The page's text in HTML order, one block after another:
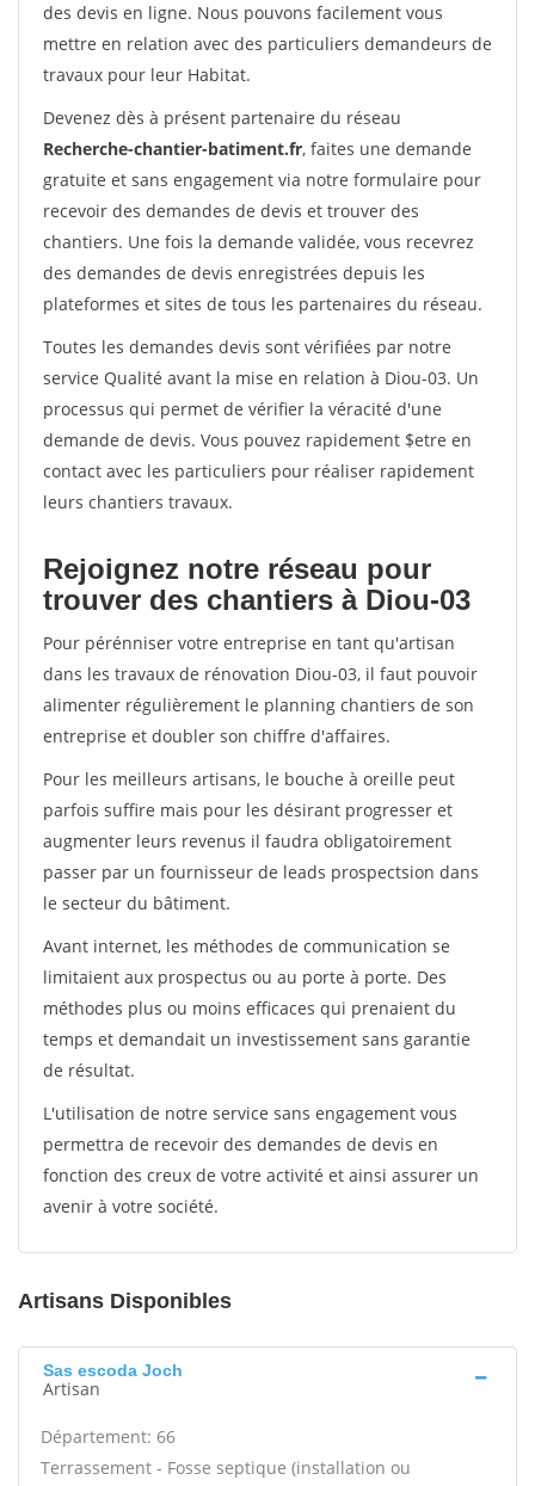
des devis en ligne. Nous pouvons facilement vous
mettre en relation avec des particuliers demandeurs de
travaux pour leur Habitat.
Devenez dès à présent partenaire du réseau
Recherche-chantier-batiment.fr, faites une demande
gratuite et sans engagement via notre formulaire pour
recevoir des demandes de devis et trouver des
chantiers. Une fois la demande validée, vous recevrez
des demandes de devis enregistrées depuis les
plateformes et sites de tous les partenaires du réseau.
Toutes les demandes devis sont vérifiées par notre
service Qualité avant la mise en relation à Diou-03. Un
processus qui permet de vérifier la véracité d'une
demande de devis. Vous pouvez rapidement $etre en
contact avec les particuliers pour réaliser rapidement
leurs chantiers travaux.
Rejoignez notre réseau pour
trouver des chantiers à Diou-03
Pour pérénniser votre entreprise en tant qu'artisan
dans les travaux de rénovation Diou-03, il faut pouvoir
alimenter régulièrement le planning chantiers de son
entreprise et doubler son chiffre d'affaires.
Pour les meilleurs artisans, le bouche à oreille peut
parfois suffire mais pour les désirant progresser et
augmenter leurs revenus il faudra obligatoirement
passer par un fournisseur de leads prospectsion dans
le secteur du bâtiment.
Avant internet, les méthodes de communication se
limitaient aux prospectus ou au porte à porte. Des
méthodes plus ou moins efficaces qui prenaient du
temps et demandait un investissement sans garantie
de résultat.
L'utilisation de notre service sans engagement vous
permettra de recevoir des demandes de devis en
fonction des creux de votre activité et ainsi assurer un
avenir à votre société.
Artisans Disponibles
Sas escoda Joch
Artisan
Département: 66
Terrassement - Fosse septique (installation ou